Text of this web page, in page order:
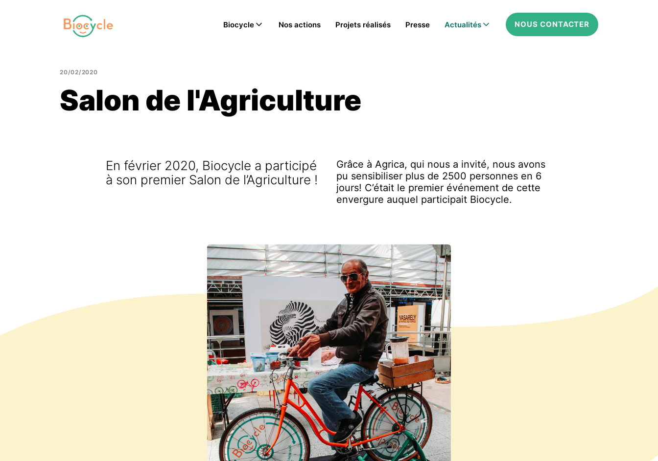
Biocycle Nos actions Projets réalisés Presse Actualités NOUS CONTACTER
20/02/2020
Salon de l'Agriculture
En février 2020, Biocycle a participé
à son premier Salon de l’Agriculture !
Grâce à Agrica, qui nous a invité, nous avons
pu sensibiliser plus de 2500 personnes en 6
jours! C’était le premier événement de cette
envergure auquel participait Biocycle.